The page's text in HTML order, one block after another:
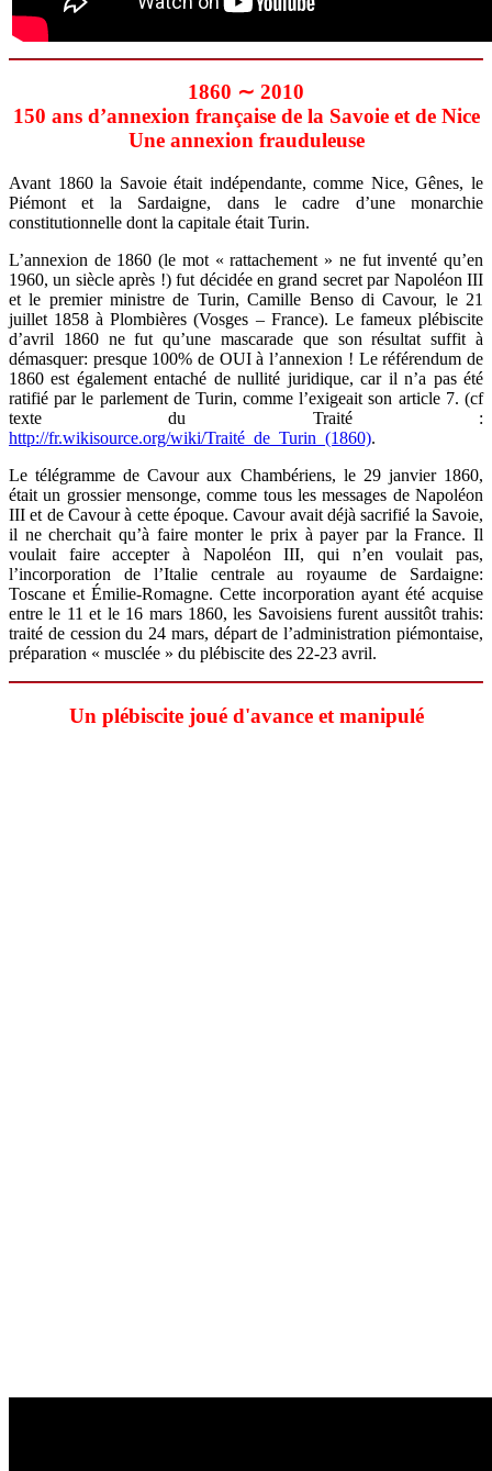
1860 ∼ 2010
150 ans d’annexion française de la Savoie et de Nice
Une annexion frauduleuse
Avant 1860 la Savoie était indépendante, comme Nice, Gênes, le
Piémont et la Sardaigne, dans le cadre d’une monarchie
constitutionnelle dont la capitale était Turin.
L’annexion de 1860 (le mot « rattachement » ne fut inventé qu’en
1960, un siècle après !) fut décidée en grand secret par Napoléon III
et le premier ministre de Turin, Camille Benso di Cavour, le 21
juillet 1858 à Plombières (Vosges – France). Le fameux plébiscite
d’avril 1860 ne fut qu’une mascarade que son résultat suffit à
démasquer: presque 100% de OUI à l’annexion ! Le référendum de
1860 est également entaché de nullité juridique, car il n’a pas été
ratifié par le parlement de Turin, comme l’exigeait son article 7. (cf
texte du Traité :
http://fr.wikisource.org/wiki/Traité_de_Turin_(1860).
Le télégramme de Cavour aux Chambériens, le 29 janvier 1860,
était un grossier mensonge, comme tous les messages de Napoléon
III et de Cavour à cette époque. Cavour avait déjà sacrifié la Savoie,
il ne cherchait qu’à faire monter le prix à payer par la France. Il
voulait faire accepter à Napoléon III, qui n’en voulait pas,
l’incorporation de l’Italie centrale au royaume de Sardaigne:
Toscane et Émilie-Romagne. Cette incorporation ayant été acquise
entre le 11 et le 16 mars 1860, les Savoisiens furent aussitôt trahis:
traité de cession du 24 mars, départ de l’administration piémontaise,
préparation « musclée » du plébiscite des 22-23 avril.
Un plébiscite joué d'avance et manipulé